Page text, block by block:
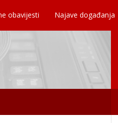
obavijesti Najave događanja